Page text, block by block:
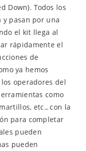
Down). Todos los
pasan por una
el kit llega al
rápidamente el
de
ya hemos
operadores del
como
etc., con la
para completar
pueden
pueden